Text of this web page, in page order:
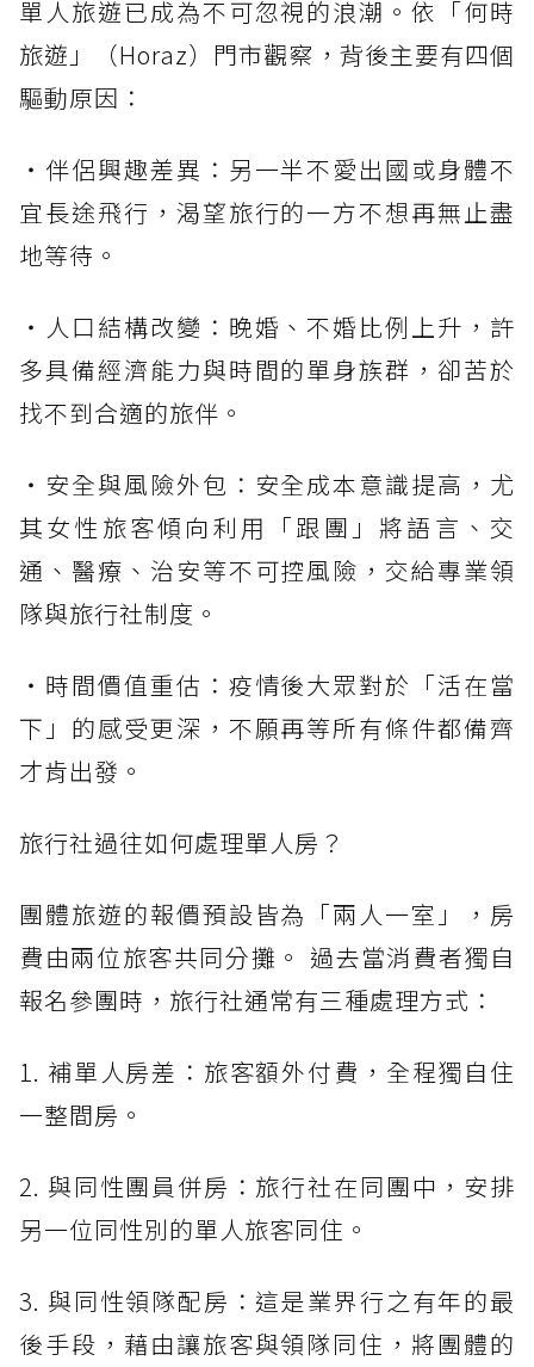
單人旅遊已成為不可忽視的浪潮。依「何時
旅遊」（Horaz）門市觀察，背後主要有四個
驅動原因：
・伴侶興趣差異：另一半不愛出國或身體不
宜長途飛行，渴望旅行的一方不想再無止盡
地等待。
・人口結構改變：晚婚、不婚比例上升，許
多具備經濟能力與時間的單身族群，卻苦於
找不到合適的旅伴。
・安全與風險外包：安全成本意識提高，尤
其女性旅客傾向利用「跟團」將語言、交
通、醫療、治安等不可控風險，交給專業領
隊與旅行社制度。
・時間價值重估：疫情後大眾對於「活在當
下」的感受更深，不願再等所有條件都備齊
才肯出發。
旅行社過往如何處理單人房？
團體旅遊的報價預設皆為「兩人一室」，房
費由兩位旅客共同分攤。 過去當消費者獨自
報名參團時，旅行社通常有三種處理方式：
1. 補單人房差：旅客額外付費，全程獨自住
一整間房。
2. 與同性團員併房：旅行社在同團中，安排
另一位同性別的單人旅客同住。
3. 與同性領隊配房：這是業界行之有年的最
後手段，藉由讓旅客與領隊同住，將團體的